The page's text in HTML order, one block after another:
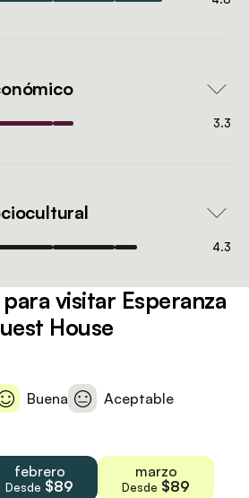
3.3
4.3
visitar Esperanza
House
Buena Aceptable
febrero
Desde $89
marzo
Desde $89